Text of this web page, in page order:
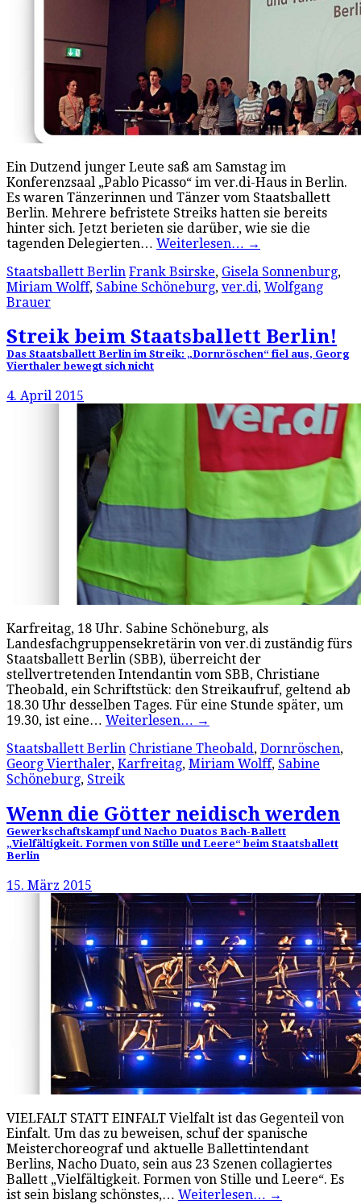
Ein Dutzend junger Leute saß am Samstag im
Konferenzsaal „Pablo Picasso“ im ver.di-Haus in Berlin.
Es waren Tänzerinnen und Tänzer vom Staatsballett
Berlin. Mehrere befristete Streiks hatten sie bereits
hinter sich. Jetzt berieten sie darüber, wie sie die
tagenden Delegierten… Weiterlesen… →
Staatsballett Berlin Frank Bsirske, Gisela Sonnenburg,
Miriam Wolff, Sabine Schöneburg, ver.di, Wolfgang
Brauer
Streik beim Staatsballett Berlin!
Das Staatsballett Berlin im Streik: „Dornröschen“ fiel aus, Georg
Vierthaler bewegt sich nicht
4. April 2015
Karfreitag, 18 Uhr. Sabine Schöneburg, als
Landesfachgruppensekretärin von ver.di zuständig fürs
Staatsballett Berlin (SBB), überreicht der
stellvertretenden Intendantin vom SBB, Christiane
Theobald, ein Schriftstück: den Streikaufruf, geltend ab
18.30 Uhr desselben Tages. Für eine Stunde später, um
19.30, ist eine… Weiterlesen… →
Staatsballett Berlin Christiane Theobald, Dornröschen,
Georg Vierthaler, Karfreitag, Miriam Wolff, Sabine
Schöneburg, Streik
Wenn die Götter neidisch werden
Gewerkschaftskampf und Nacho Duatos Bach-Ballett
„Vielfältigkeit. Formen von Stille und Leere“ beim Staatsballett
Berlin
15. März 2015
VIELFALT STATT EINFALT Vielfalt ist das Gegenteil von
Einfalt. Um das zu beweisen, schuf der spanische
Meisterchoreograf und aktuelle Ballettintendant
Berlins, Nacho Duato, sein aus 23 Szenen collagiertes
Ballett „Vielfältigkeit. Formen von Stille und Leere“. Es
ist sein bislang schönstes,… Weiterlesen… →